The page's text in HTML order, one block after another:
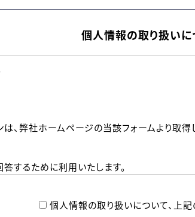
個人情報の取り扱いに
は、弊社ホームページの当該フォームより取
るために利用いたします。
本登録時の参考情報として利用いたします
個人情報の取り扱いについて、 上記